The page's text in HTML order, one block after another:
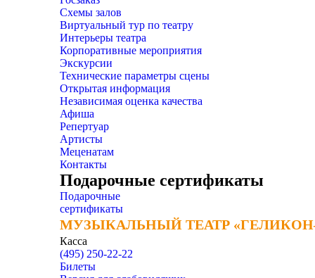
Схемы залов
Виртуальный тур по театру
Интерьеры театра
Корпоративные мероприятия
Экскурсии
Технические параметры сцены
Открытая информация
Независимая оценка качества
Афиша
Репертуар
Артисты
Меценатам
Контакты
Подарочные сертификаты
Подарочные
сертификаты
МУЗЫКАЛЬНЫЙ ТЕАТР
МУЗЫКАЛЬНЫЙ ТЕАТР
Касса
(495) 250-22-22
Билеты